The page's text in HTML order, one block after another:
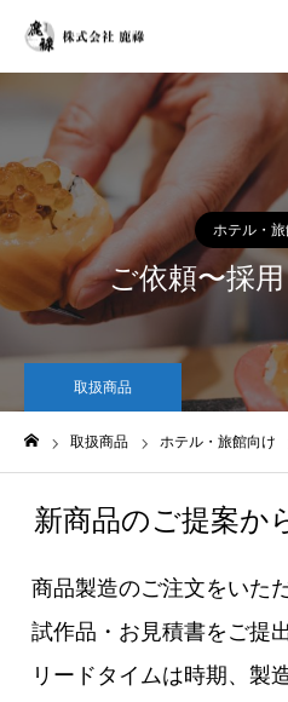
ホテル・
ご依頼〜採
取扱商品
取扱商品 ホテル・旅館向け
新商品のご提案か
商品製造のご注文をいた
試作品・お見積書をご提
リードタイムは時期、製